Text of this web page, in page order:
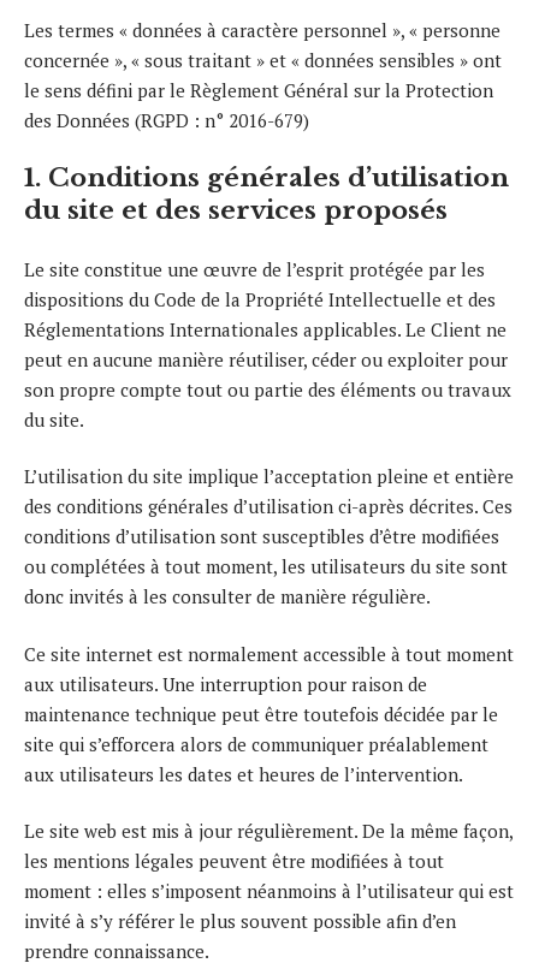
Les termes « données à caractère personnel », « personne
concernée », « sous traitant » et « données sensibles » ont
le sens défini par le Règlement Général sur la Protection
des Données (RGPD : n° 2016-679)
1. Conditions générales d’utilisation
du site et des services proposés
Le site constitue une œuvre de l’esprit protégée par les
dispositions du Code de la Propriété Intellectuelle et des
Réglementations Internationales applicables. Le Client ne
peut en aucune manière réutiliser, céder ou exploiter pour
son propre compte tout ou partie des éléments ou travaux
du site.
L’utilisation du site implique l’acceptation pleine et entière
des conditions générales d’utilisation ci-après décrites. Ces
conditions d’utilisation sont susceptibles d’être modifiées
ou complétées à tout moment, les utilisateurs du site sont
donc invités à les consulter de manière régulière.
Ce site internet est normalement accessible à tout moment
aux utilisateurs. Une interruption pour raison de
maintenance technique peut être toutefois décidée par le
site qui s’efforcera alors de communiquer préalablement
aux utilisateurs les dates et heures de l’intervention.
Le site web est mis à jour régulièrement. De la même façon,
les mentions légales peuvent être modifiées à tout
moment : elles s’imposent néanmoins à l’utilisateur qui est
invité à s’y référer le plus souvent possible afin d’en
prendre connaissance.